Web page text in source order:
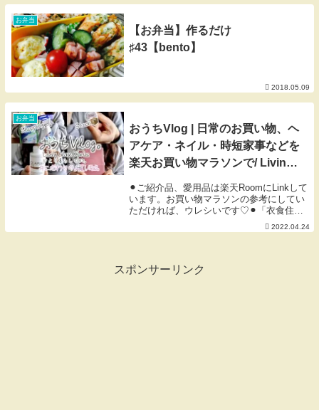
内のコメントにも対応しておりません...
お弁当
【お弁当】作るだけ
♯43【bento】
2018.05.09
お弁当
おうちVlog | 日常のお買い物、ヘ
アケア・ネイル・時短家事などを
楽天お買い物マラソンで/ Living
⚫︎ご紹介品、愛用品は楽天RoomにLinkして
います。お買い物マラソンの参考にしてい
ただければ、ウレシいです♡⚫︎「衣食住」
のライフスタイル発信をしています☺︎📌お
しゃれVlogひとり暮らしの日々(お買い物シ
2022.04.24
スポンサーリンク